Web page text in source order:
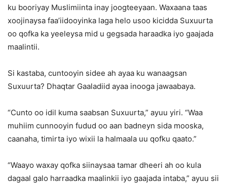
ku booriyay Muslimiinta inay joogteeyaan. Waxaana taas
xoojinaysa faa’iidooyinka laga helo usoo kicidda Suxuurta
oo qofka ka yeeleysa mid u gegsada haraadka iyo gaajada
maalintii.
Si kastaba, cuntooyin sidee ah ayaa ku wanaagsan
Suxuurta? Dhaqtar Gaaladiid ayaa inooga jawaabaya.
“Cunto oo idil kuma saabsan Suxuurta,” ayuu yiri. “Waa
muhiim cunnooyin fudud oo aan badneyn sida mooska,
caanaha, timirta iyo wixii la halmaala uu qofku qaato.”
“Waayo waxay qofka siinaysaa tamar dheeri ah oo kula
dagaal galo harraadka maalinkii iyo gaajada intaba,” ayuu sii